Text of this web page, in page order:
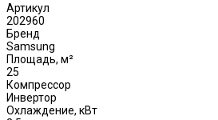
Артикул
202960
Бренд
Samsung
Площадь, м²
25
Компрессор
Инвертор
Охлаждение, кВт